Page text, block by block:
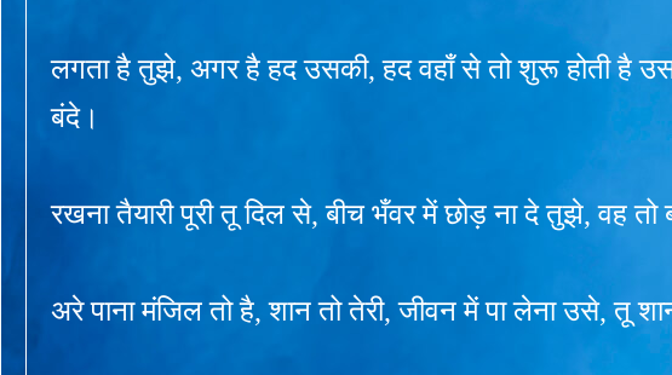
लगता है तुझे, अगर है हद उसकी, हद वहाँ से तो शुरू होती है
बंदे।
रखना तैयारी पूरी तू दिल से, बीच भँवर में छोड़ ना दे तुझे, वह तो
अरे पाना मंजिल तो है, शान तो तेरी, जीवन में पा लेना उसे, तू